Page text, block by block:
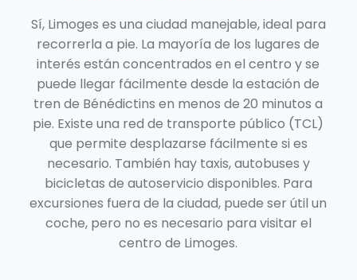
Sí, Limoges es una ciudad manejable, ideal para
recorrerla a pie. La mayoría de los lugares de
interés están concentrados en el centro y se
puede llegar fácilmente desde la estación de
tren de Bénédictins en menos de 20 minutos a
pie. Existe una red de transporte público (TCL)
que permite desplazarse fácilmente si es
necesario. También hay taxis, autobuses y
bicicletas de autoservicio disponibles. Para
excursiones fuera de la ciudad, puede ser útil un
coche, pero no es necesario para visitar el
centro de Limoges.